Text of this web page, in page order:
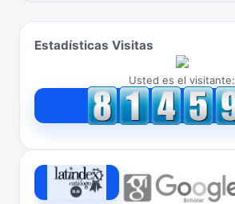
Estadísticas Visitas
Usted es el visitante: